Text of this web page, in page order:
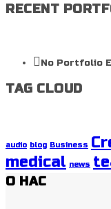
RECENT
No Portfolio
TAG CLOUD
audio blog Business
medical news
О НАС